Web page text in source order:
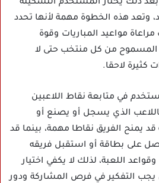
ذلك يختار المستخدم التشكيلة
وتعد هذه الخطوة مهمة لأنها تحدد
مواعيد المباريات وقوة
المسموح من كل منتخب حتى لا
كثيرة لاحقا.
في متابعة نقاط اللاعبين
الذي يسجل أو يصنع أو
يمنح الفريق نقاطا مهمة، بينما قد
على بطاقة أو استقبل فريقه
اللعبة، لذلك لا يكفي اختيار
يجب التفكير في فرص المشاركة ودور